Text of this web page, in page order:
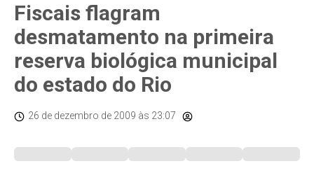
Fiscais flagram
desmatamento na primeira
reserva biológica municipal
do estado do Rio
26 de dezembro de 2009 às 23:07